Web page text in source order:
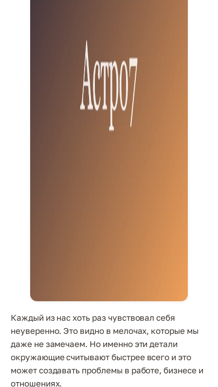
Каждый из нас хоть раз чувствовал себя
неуверенно. Это видно в мелочах, которые мы
даже не замечаем. Но именно эти детали
окружающие считывают быстрее всего и это
может создавать проблемы в работе, бизнесе и
отношениях.